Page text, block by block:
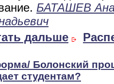
БАТАШЕВ
дальше
Болонский
студентам?